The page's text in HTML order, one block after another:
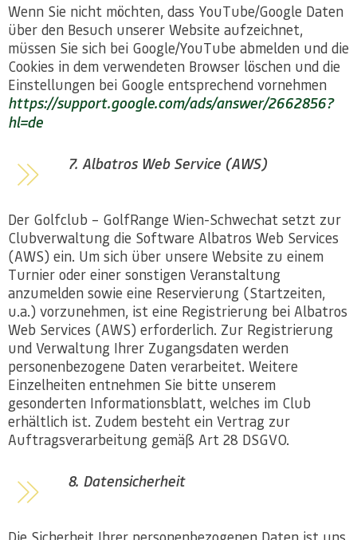
Wenn Sie nicht möchten, dass YouTube/Google Daten
über den Besuch unserer Website aufzeichnet,
müssen Sie sich bei Google/YouTube abmelden und die
Cookies in dem verwendeten Browser löschen und die
Einstellungen bei Google entsprechend vornehmen
https://support.google.com/ads/answer/2662856?
hl=de
7. Albatros Web Service (AWS)
Der Golfclub – GolfRange Wien-Schwechat setzt zur
Clubverwaltung die Software Albatros Web Services
(AWS) ein. Um sich über unsere Website zu einem
Turnier oder einer sonstigen Veranstaltung
anzumelden sowie eine Reservierung (Startzeiten,
u.a.) vorzunehmen, ist eine Registrierung bei Albatros
Web Services (AWS) erforderlich. Zur Registrierung
und Verwaltung Ihrer Zugangsdaten werden
personenbezogene Daten verarbeitet. Weitere
Einzelheiten entnehmen Sie bitte unserem
gesonderten Informationsblatt, welches im Club
erhältlich ist. Zudem besteht ein Vertrag zur
Auftragsverarbeitung gemäß Art 28 DSGVO.
8. Datensicherheit
Die Sicherheit Ihrer personenbezogenen Daten ist uns